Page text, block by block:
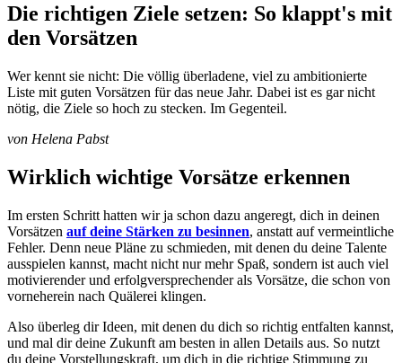
Die richtigen Ziele setzen: So klappt's mit
den Vorsätzen
Wer kennt sie nicht: Die völlig überladene, viel zu ambitionierte
Liste mit guten Vorsätzen für das neue Jahr. Dabei ist es gar nicht
nötig, die Ziele so hoch zu stecken. Im Gegenteil.
von Helena Pabst
Wirklich wichtige Vorsätze erkennen
Im ersten Schritt hatten wir ja schon dazu angeregt, dich in deinen
Vorsätzen auf deine Stärken zu besinnen, anstatt auf vermeintliche
Fehler. Denn neue Pläne zu schmieden, mit denen du deine Talente
ausspielen kannst, macht nicht nur mehr Spaß, sondern ist auch viel
motivierender und erfolgversprechender als Vorsätze, die schon von
vorneherein nach Quälerei klingen.
Also überleg dir Ideen, mit denen du dich so richtig entfalten kannst,
und mal dir deine Zukunft am besten in allen Details aus. So nutzt
du deine Vorstellungskraft, um dich in die richtige Stimmung zu